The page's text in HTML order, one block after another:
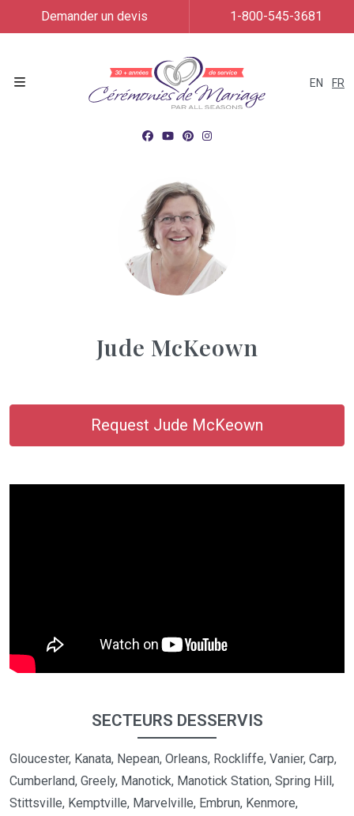
EN FR
Demander un devis 1-800-545-3681
Jude McKeown
Request Jude McKeown
SECTEURS DESSERVIS
Gloucester, Kanata, Nepean, Orleans, Rockliffe, Vanier, Carp,
Cumberland, Greely, Manotick, Manotick Station, Spring Hill,
Stittsville, Kemptville, Marvelville, Embrun, Kenmore,